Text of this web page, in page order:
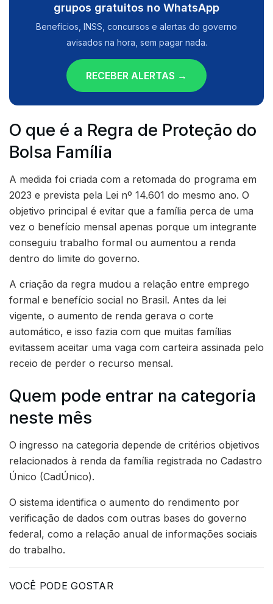
grupos gratuitos no WhatsApp
Benefícios, INSS, concursos e alertas do governo
avisados na hora, sem pagar nada.
RECEBER ALERTAS →
O que é a Regra de Proteção do
Bolsa Família
A medida foi criada com a retomada do programa em
2023 e prevista pela Lei nº 14.601 do mesmo ano. O
objetivo principal é evitar que a família perca de uma
vez o benefício mensal apenas porque um integrante
conseguiu trabalho formal ou aumentou a renda
dentro do limite do governo.
A criação da regra mudou a relação entre emprego
formal e benefício social no Brasil. Antes da lei
vigente, o aumento de renda gerava o corte
automático, e isso fazia com que muitas famílias
evitassem aceitar uma vaga com carteira assinada pelo
receio de perder o recurso mensal.
Quem pode entrar na categoria
neste mês
O ingresso na categoria depende de critérios objetivos
relacionados à renda da família registrada no Cadastro
Único (CadÚnico).
O sistema identifica o aumento do rendimento por
verificação de dados com outras bases do governo
federal, como a relação anual de informações sociais
do trabalho.
VOCÊ PODE GOSTAR